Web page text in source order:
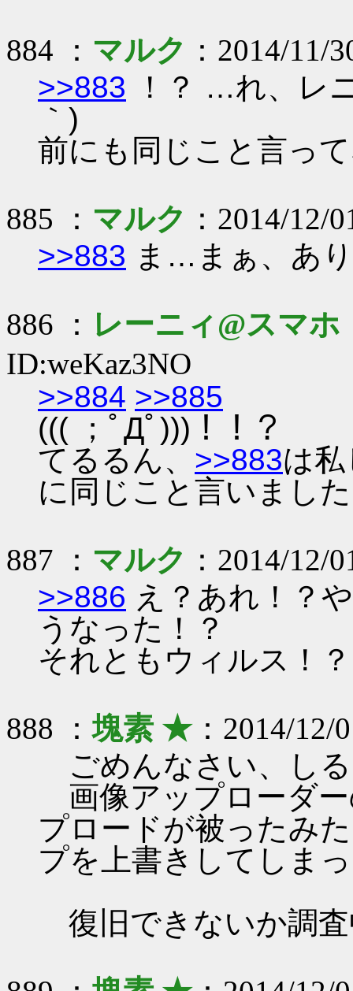
884 ： マルク ：2014/11/
>>883 ！？ …れ、レ
｀)
前にも同じこと言っ
885 ： マルク ：2014/12/
>>883 ま…まぁ、あ
886 ： レーニィ@スマホ
ID:weKaz3NO
>>884 >>885
((( ；ﾟДﾟ)))！！？
てるるん、 >>883は
に同じこと言いまし
887 ： マルク ：2014/12/
>>886 え？あれ！？
うなった！？
それともウィルス！
888 ：塊素 ★：2014/12/
ごめんなさい、し
画像アップローダ
プロードが被ったみ
プを上書きしてしま
復旧できないか調